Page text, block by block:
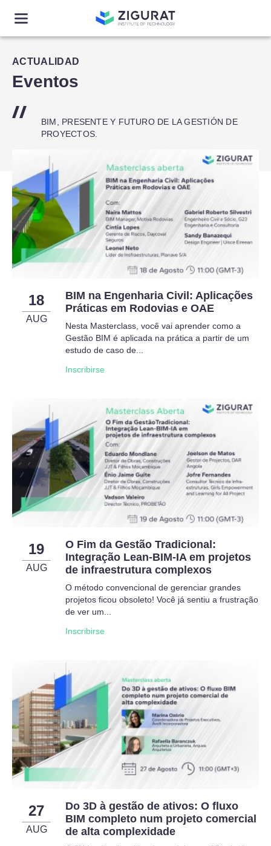
ACTUALIDAD
Eventos
BIM, PRESENTE Y FUTURO DE LA GESTIÓN DE
PROYECTOS.
18
AUG
BIM na Engenharia Civil: Aplicações
Práticas em Rodovias e OAE
Nesta Masterclass, você vai aprender como a
Gestão BIM é aplicada na prática a partir de um
estudo de caso de...
Inscribirse
19
AUG
O Fim da Gestão Tradicional:
Integração Lean-BIM-IA em projetos
de infraestrutura complexos
O método convencional de gerenciar grandes
projetos ficou obsoleto! Você já sentiu a frustração
de ver um...
Inscribirse
27
AUG
Do 3D à gestão de ativos: O fluxo
BIM completo num projeto comercial
de alta complexidade